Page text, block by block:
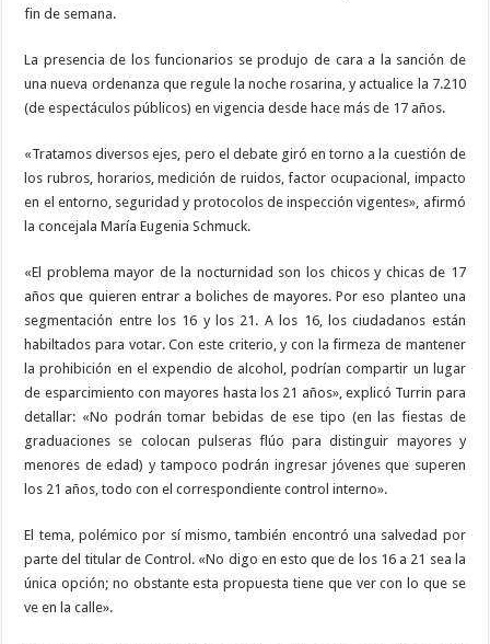
fin de semana.
La presencia de los funcionarios se produjo de cara a la sanción de
una nueva ordenanza que regule la noche rosarina, y actualice la 7.210
(de espectáculos públicos) en vigencia desde hace más de 17 años.
«Tratamos diversos ejes, pero el debate giró en torno a la cuestión de
los rubros, horarios, medición de ruidos, factor ocupacional, impacto
en el entorno, seguridad y protocolos de inspección vigentes», afirmó
la concejala María Eugenia Schmuck.
«El problema mayor de la nocturnidad son los chicos y chicas de 17
años que quieren entrar a boliches de mayores. Por eso planteo una
segmentación entre los 16 y los 21. A los 16, los ciudadanos están
habiltados para votar. Con este criterio, y con la firmeza de mantener
la prohibición en el expendio de alcohol, podrían compartir un lugar
de esparcimiento con mayores hasta los 21 años», explicó Turrin para
detallar: «No podrán tomar bebidas de ese tipo (en las fiestas de
graduaciones se colocan pulseras flúo para distinguir mayores y
menores de edad) y tampoco podrán ingresar jóvenes que superen
los 21 años, todo con el correspondiente control interno».
El tema, polémico por sí mismo, también encontró una salvedad por
parte del titular de Control. «No digo en esto que de los 16 a 21 sea la
única opción; no obstante esta propuesta tiene que ver con lo que se
ve en la calle».